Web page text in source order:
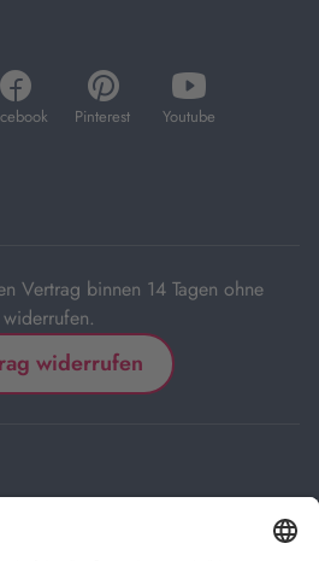
öffnet
in
Pinterest
öffnet
in
Youtube
öffnet
in
Vertrag binnen 14 Tagen ohne
widerrufen